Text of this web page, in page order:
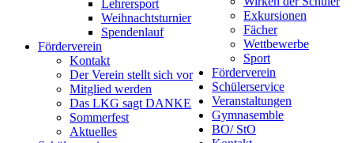
Lehrersport
Weihnachtsturnier
Spendenlauf
Förderverein
Kontakt
Der Verein stellt sich vor
Mitglied werden
Das LKG sagt DANKE
Sommerfest
Aktuelles
Exkursionen
Fächer
Wettbewerbe
Sport
Förderverein
Schülerservice
Veranstaltungen
Gymnasemble
BO/ StO